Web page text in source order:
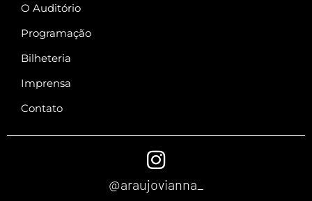
O Auditório
Programação
Bilheteria
Imprensa
Contato
@araujovianna_